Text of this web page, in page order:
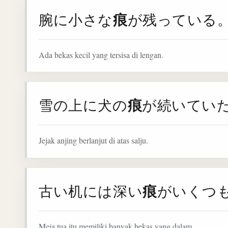
腕に小さな痕が残っている。
Ada bekas kecil yang tersisa di lengan.
雪の上に犬の痕が続いていた
Jejak anjing berlanjut di atas salju.
古い机には深い痕がいくつ